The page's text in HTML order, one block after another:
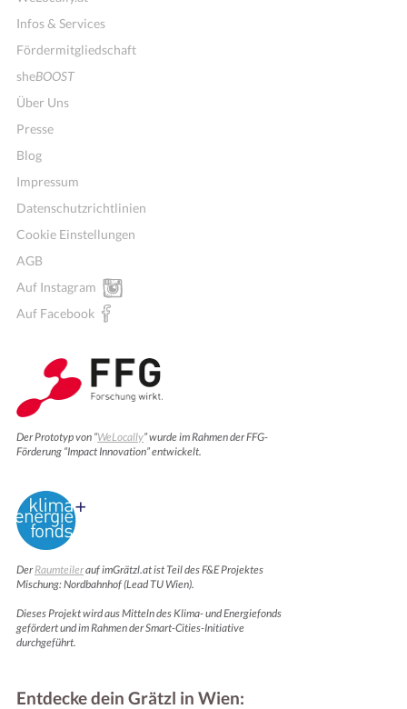
Online Shops
Infos & Services
Fördermitgliedschaft
sheBOOST
Über Uns
Presse
Blog
Impressum
Datenschutzrichtlinien
Cookie Einstellungen
AGB
Auf Instagram
Auf Facebook
Der Prototyp von “WeLocally” wurde im Rahmen der FFG-
Förderung “Impact Innovation” entwickelt.
DerRaumteilerauf imGrätzl.at ist Teil des F&E Projektes
Mischung: Nordbahnhof (Lead TU Wien).
Dieses Projekt wird aus Mitteln des Klima- und Energiefonds
gefördert und im Rahmen der Smart-Cities-Initiative
durchgeführt.
Entdecke dein Grätzl in Wien: